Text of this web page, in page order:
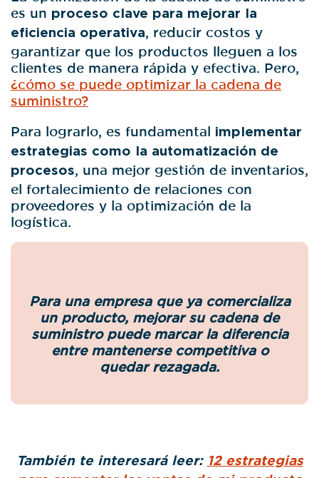
es un proceso clave para mejorar la
eficiencia operativa , reducir costos y
garantizar que los productos lleguen a los
clientes de manera rápida y efectiva. Pero,
¿cómo se puede optimizar la cadena de
suministro?
Para lograrlo, es fundamental implementar
estrategias como la automatización de
procesos , una mejor gestión de inventarios,
el fortalecimiento de relaciones con
proveedores y la optimización de la
logística.
Para una empresa que ya comercializa
un producto, mejorar su cadena de
suministro puede marcar la diferencia
entre mantenerse competitiva o
quedar rezagada.
También te interesará leer: 12 estrategias